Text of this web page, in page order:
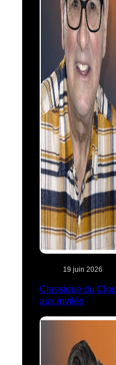
19 juin 2026
Classique du
aux invités